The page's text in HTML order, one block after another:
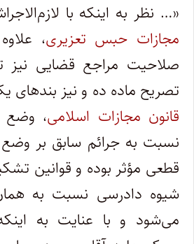
«… نظر به اینکه با
مجازات حبس تعزیری،
صلاحیت مراجع قضایی نیز
تصریح ماده ده و نیز بندهای
قانون مجازات اسلامی، وضع
نسبت به جرائم سابق بر
قطعی مؤثر بوده و قوانین
شیوه دادرسی نسبت به همان
می‌شود و با عنایت به